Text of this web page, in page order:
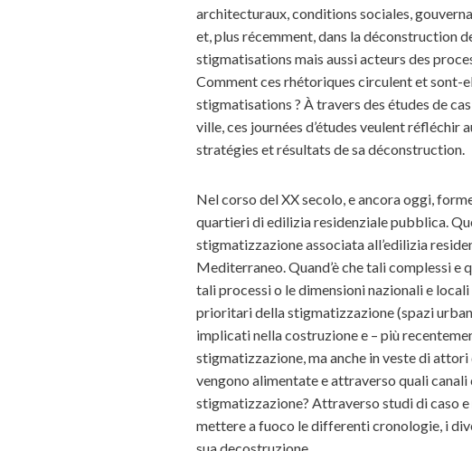
architecturaux, conditions sociales,
et, plus récemment, dans la déconstruction
stigmatisations mais aussi acteurs des
Comment ces rhétoriques circulent et sont-
stigmatisations ? À travers des études de
ville, ces journées d’études veulent réfléchir
stratégies et résultats de sa déconstruction.
Nel corso del XX secolo, e ancora oggi,
quartieri di edilizia residenziale pubblica.
stigmatizzazione associata all’edilizia
Mediterraneo. Quand’è che tali complessi
tali processi o le dimensioni nazionali e
prioritari della stigmatizzazione (spazi
implicati nella costruzione e – più
stigmatizzazione, ma anche in veste di
vengono alimentate e attraverso quali
stigmatizzazione? Attraverso studi di caso
mettere a fuoco le differenti cronologie, i